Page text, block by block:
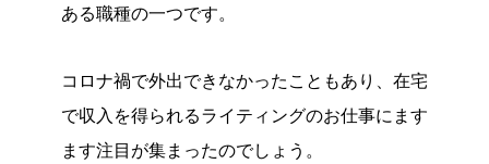
ある職種の一つです。
コロナ禍で外出できなかったこともあり、在宅
で収入を得られるライティングのお仕事にます
ます注目が集まったのでしょう。